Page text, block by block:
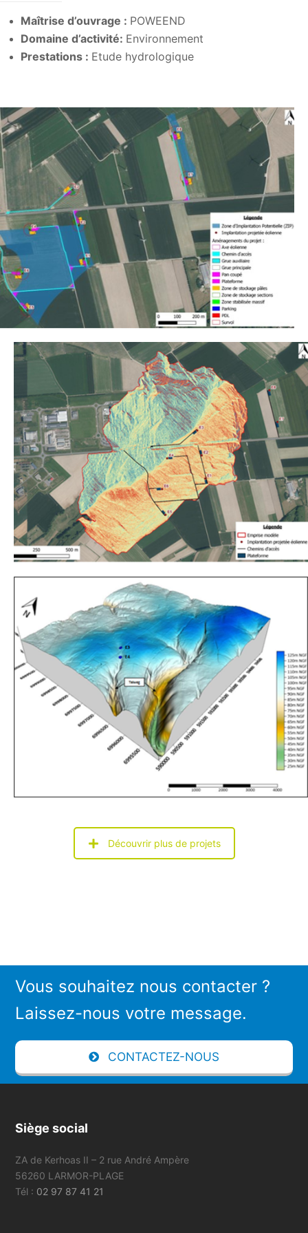
Maîtrise d’ouvrage : POWEEND
Domaine d’activité: Environnement
Prestations : Etude hydrologique
Découvrir plus de projets
Vous souhaitez nous contacter ?
Laissez-nous votre message.
CONTACTEZ-NOUS
Siège social
ZA de Kerhoas II – 2 rue André Ampère
56260 LARMOR-PLAGE
Tél : 02 97 87 41 21